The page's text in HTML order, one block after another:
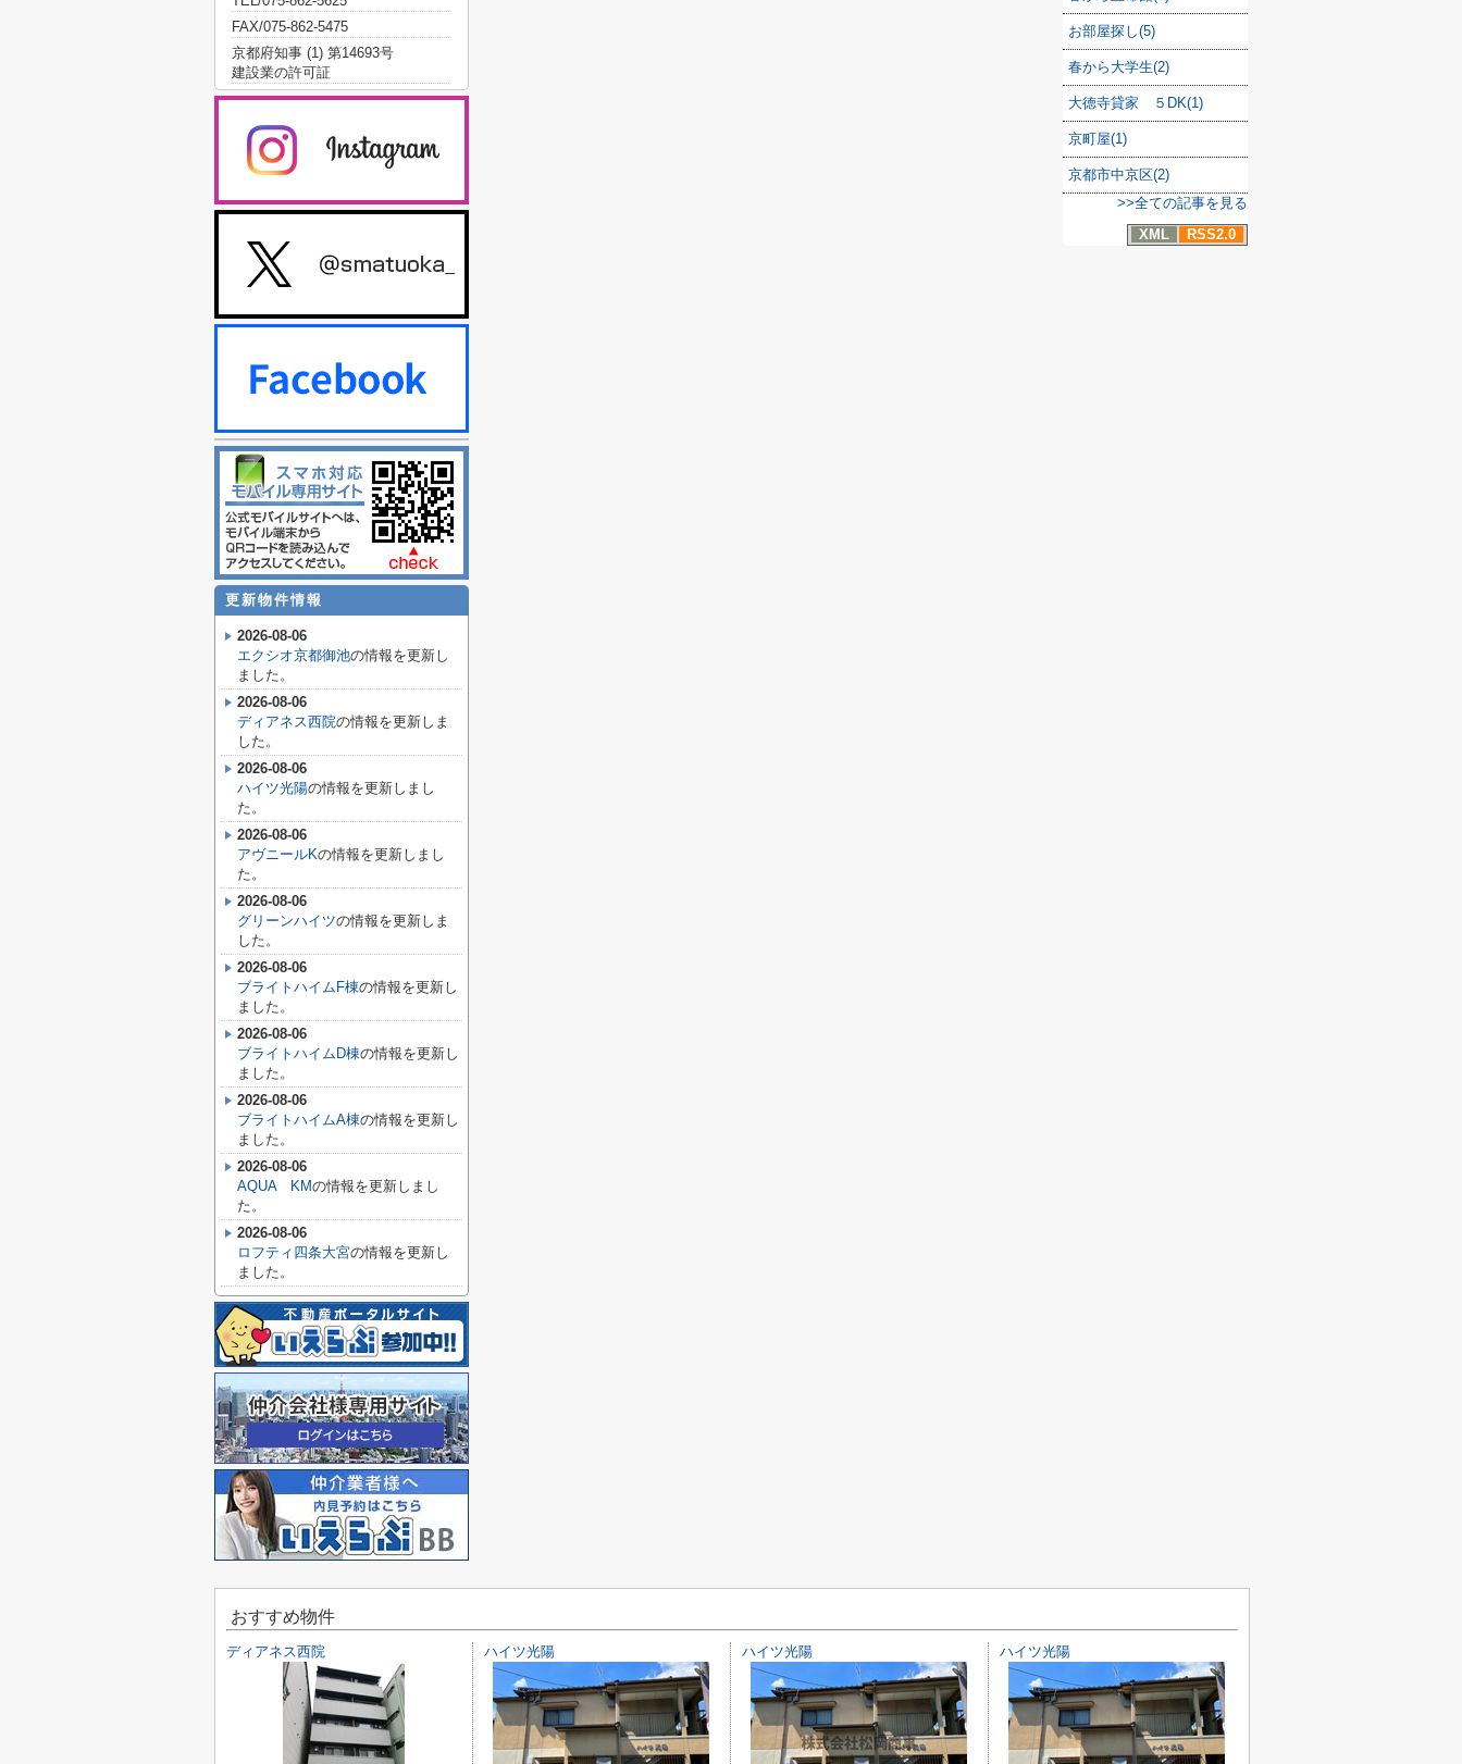
お部屋探し(5)
春から大学生(2)
大徳寺貸家 ５DK(1)
京町屋(1)
京都市中京区(2)
>>全ての記事を見る
XML
RSS2.0
FAX/075-862-5475
京都府知事 (1) 第14693号
建設業の許可証
更新物件情報
2026-08-06
エクシオ京都御池の情報を更新し
ました。
2026-08-06
ディアネス西院の情報を更新しま
した。
2026-08-06
ハイツ光陽の情報を更新しまし
た。
2026-08-06
アヴニールKの情報を更新しまし
た。
2026-08-06
グリーンハイツの情報を更新しま
した。
2026-08-06
ブライトハイムF棟の情報を更新し
ました。
2026-08-06
ブライトハイムD棟の情報を更新し
ました。
2026-08-06
ブライトハイムA棟の情報を更新し
ました。
2026-08-06
AQUA KMの情報を更新しまし
た。
2026-08-06
ロフティ四条大宮の情報を更新し
ました。
おすすめ物件
ディアネス西院 ハイツ光陽 ハイツ光陽 ハイツ光陽